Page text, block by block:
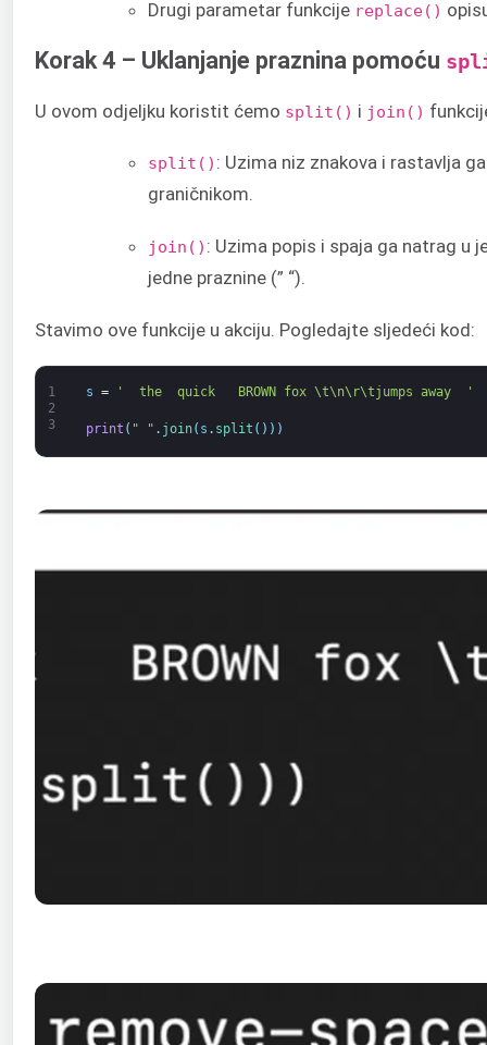
Drugi parametar funkcije replace()
Korak 4 – Uklanjanje praznina pomoću
U ovom odjeljku koristit ćemo split() i join()
split() : Uzima niz znakova i rastavlja
graničnikom.
join() : Uzima popis i spaja ga natrag u
jedne praznine (” “).
Stavimo ove funkcije u akciju. Pogledajte sljedeći kod:
1
2
3
s = '  the  quick   BROWN fox \t\n\r\tjumps away  '
print ( " " . join( s . split ( ) ) )